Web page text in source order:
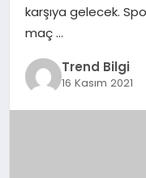
TEKNOLOJI
YAŞAM
karşıya gelecek.
maç …
Trend Bilgi
16 Kasım 2021